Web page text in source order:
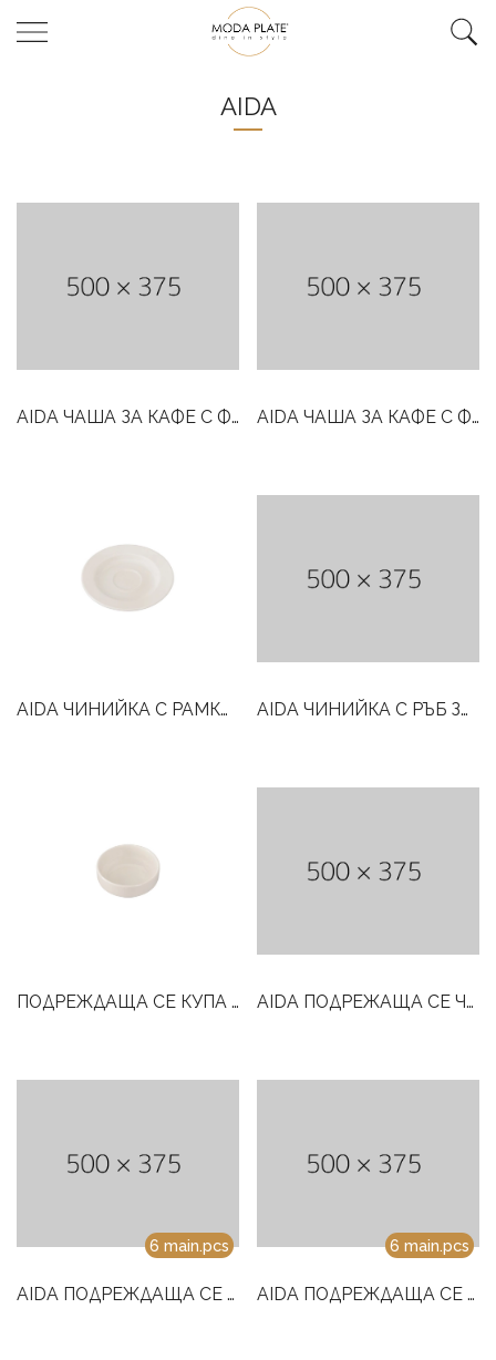
AIDA
AIDA ЧАША ЗА КАФЕ С ФОРМА НА КУПА 250 ML AIDA ЧАША ЗА КАФЕ С ФОРМА НА КУПА 355 ML
AIDA ЧИНИЙКА С РАМКА ЗА ЧАША ЗА КАФЕ 16СМ AIDA ЧИНИЙКА С РЪБ ЗА ЧАША ЧАЙ /КАФЕ 17 СМ
ПОДРЕЖДАЩА СЕ КУПА AIDA 10CM AIDA ПОДРЕЖAЩА СЕ ЧАША ЗА КАФЕ 220ML
6 main.pcs
AIDA ПОДРЕЖДАЩА СЕ ЧАША ЗА ЧАЙ/КАФЕ И ЧИНИЙКА С РАМКИ 220 ML
6 main.pcs
AIDA ПОДРЕЖДАЩА СЕ ЧАША ЗА ЧАЙ/КАФЕ И ЧИНИЙКА С РАМКА 180 ML